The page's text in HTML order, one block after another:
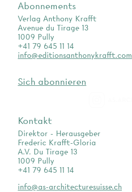
Abonnements
Verlag Anthony Krafft
Avenue du Tirage 13
1009 Pully
+41 79 645 11 14
info@editionsanthonykrafft.com
Sich abonnieren
Kontakt
Direktor - Herausgeber
Frederic Krafft-Gloria
A.V. Du Tirage 13
1009 Pully
+41 79 645 11 14
info@as-architecturesuisse.ch